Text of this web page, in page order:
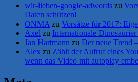
wir-lieben-google-adwords zu
Daten schützen!
ONMA zu Vorsätze für 2017:
Axel zu Internationale
Jan Hartmann zu Der neue Trend
Alex zu Zählt der Aufruf eines
wenn das Video mit autoplay